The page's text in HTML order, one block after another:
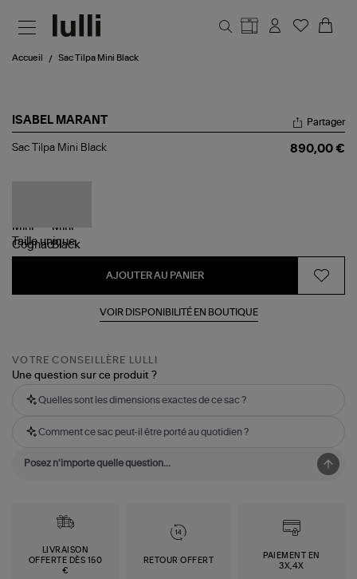
Accueil Sac Tilpa Mini Black
ISABEL MARANT
Sac
Partager
Sac Tilpa Mini Black 890,00 €
Tailleunique
AJOUTER AU PANIER
VOIR DISPONIBILITÉ EN BOUTIQUE
VOTRE CONSEILLÈRE LULLI
Une question sur ce produit ?
Quelles sont les dimensions exactes de ce sac ?
Comment ce sac peut-il être porté au quotidien ?
LIVRAISON
OFFERTE DÈS 150
€
RETOUR OFFERT
PAIEMENT EN
3X,4X